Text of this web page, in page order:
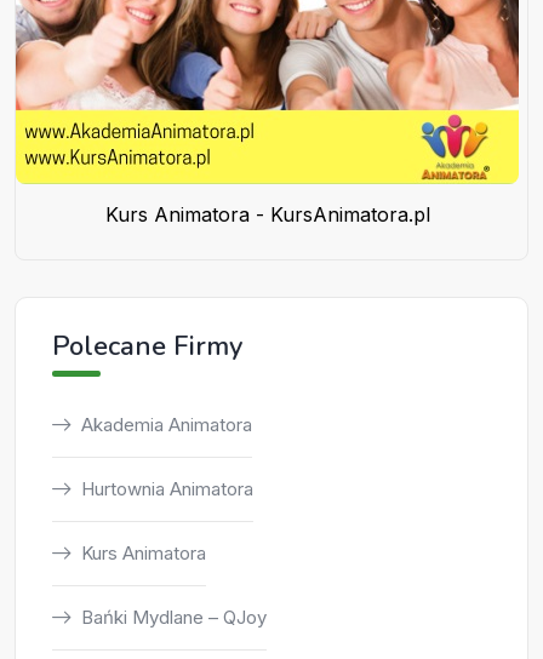
Kurs Animatora - KursAnimatora.pl
Polecane Firmy
Akademia Animatora
Hurtownia Animatora
Kurs Animatora
Bańki Mydlane – QJoy